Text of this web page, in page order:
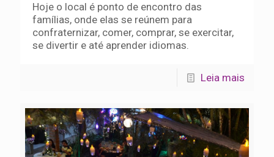
Hoje o local é ponto de encontro das
famílias, onde elas se reúnem para
confraternizar, comer, comprar, se exercitar,
se divertir e até aprender idiomas.
Leia mais